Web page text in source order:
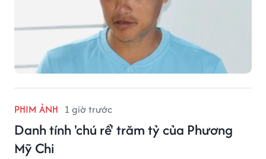
PHIM ẢNH 1 giờ trước
Danh tính 'chú rể' trăm tỷ của Phương
Mỹ Chi